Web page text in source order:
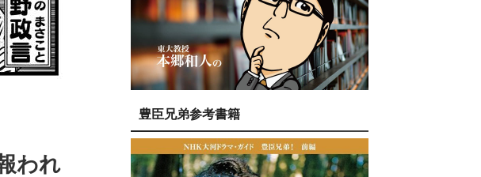
われ
豊臣兄弟参考書籍